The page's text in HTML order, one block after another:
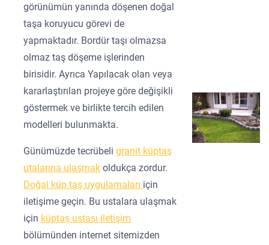
görünümün yanında döşenen doğal
taşa koruyucu görevi de
yapmaktadır. Bordür taşı olmazsa
olmaz taş döşeme işlerinden
birisidir. Ayrıca Yapılacak olan veya
kararlaştırılan projeye göre değişikli
göstermek ve birlikte tercih edilen
modelleri bulunmakta.
Günümüzde tecrübeligranit küptaş
utalarına ulaşmak oldukça zordur.
Doğal küp taş uygulamaları için
iletişime geçin. Bu ustalara ulaşmak
için küptaş ustası iletişim
bölümünden internet sitemizden